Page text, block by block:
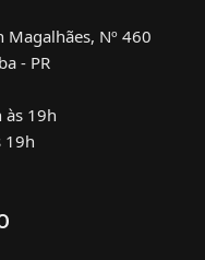
Nº 460
- PR
às 19h
19h